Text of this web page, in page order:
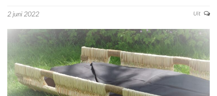
2 juni 2022 Uit